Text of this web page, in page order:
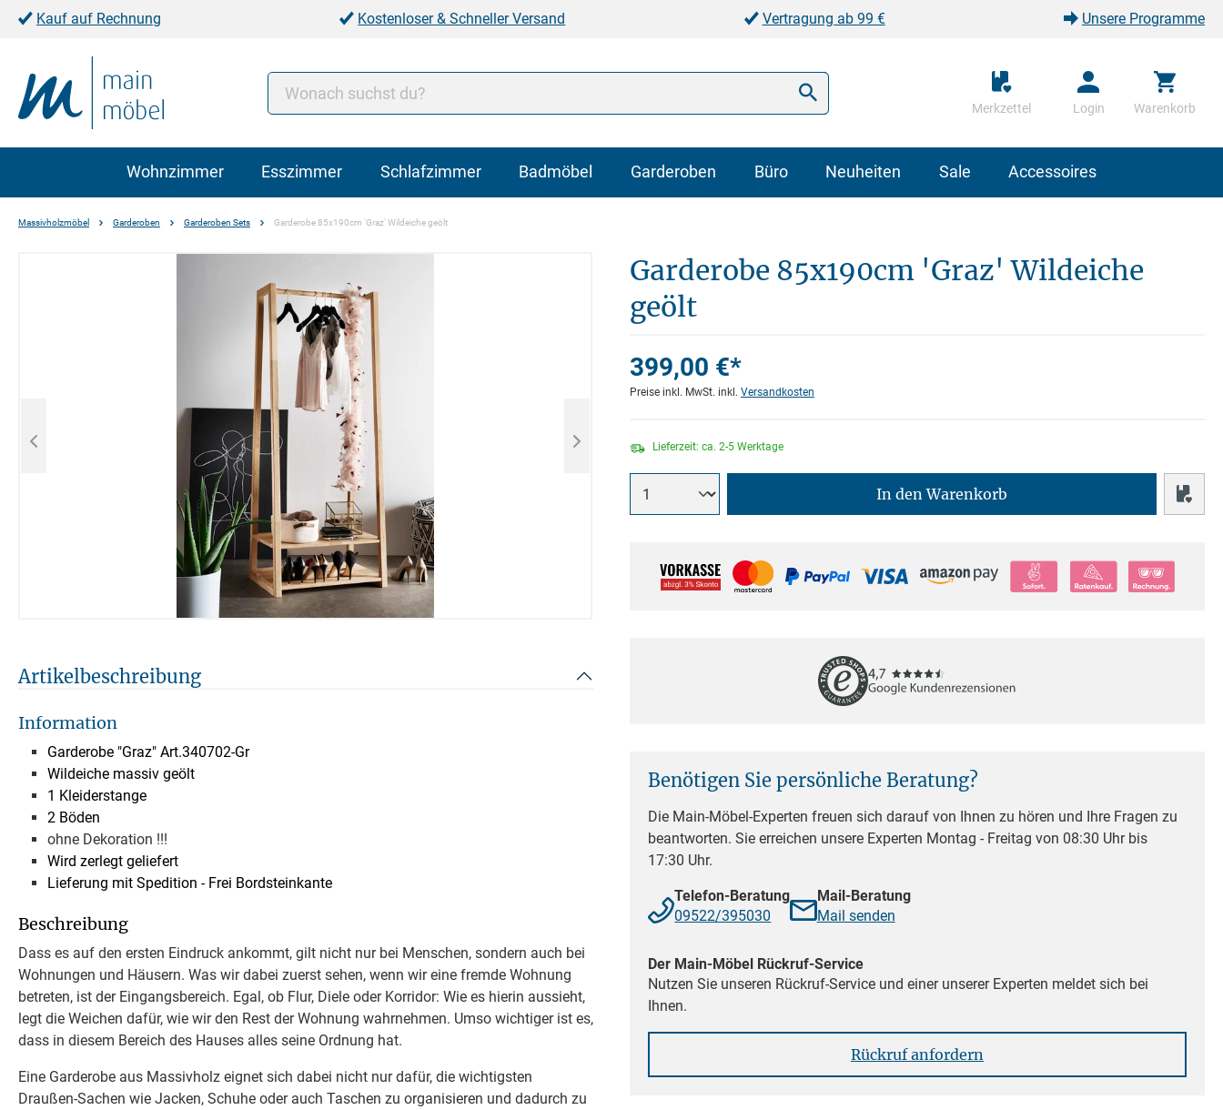
Kauf auf Rechnung Kostenloser & Schneller Versand Vertragung ab 99 € Unsere Programme
Merkzettel Login Warenkorb
Wohnzimmer Esszimmer Schlafzimmer Badmöbel Garderoben Büro Neuheiten Sale Accessoires
Massivholzmöbel Garderoben Garderoben Sets Garderobe 85x190cm 'Graz' Wildeiche geölt
Artikelbeschreibung
Information
Garderobe "Graz" Art.340702-Gr
Wildeiche massiv geölt
1 Kleiderstange
2 Böden
ohne Dekoration !!!
Wird zerlegt geliefert
Lieferung mit Spedition - Frei Bordsteinkante
Beschreibung
Dass es auf den ersten Eindruck ankommt, gilt nicht nur bei Menschen, sondern auch bei
Wohnungen und Häusern. Was wir dabei zuerst sehen, wenn wir eine fremde Wohnung
betreten, ist der Eingangsbereich. Egal, ob Flur, Diele oder Korridor: Wie es hierin aussieht,
legt die Weichen dafür, wie wir den Rest der Wohnung wahrnehmen. Umso wichtiger ist es,
dass in diesem Bereich des Hauses alles seine Ordnung hat.
Eine Garderobe aus Massivholz eignet sich dabei nicht nur dafür, die wichtigsten
Draußen-Sachen wie Jacken, Schuhe oder auch Taschen zu organisieren und dadurch zu
Garderobe 85x190cm 'Graz' Wildeiche
geölt
399,00 €*
Preise inkl. MwSt. inkl. Versandkosten
Lieferzeit: ca. 2-5 Werktage
In den Warenkorb
Benötigen Sie persönliche Beratung?
Die Main-Möbel-Experten freuen sich darauf von Ihnen zu hören und Ihre Fragen zu
beantworten. Sie erreichen unsere Experten Montag - Freitag von 08:30 Uhr bis
17:30 Uhr.
Telefon-Beratung
09522/395030
Mail-Beratung
Mail senden
Der Main-Möbel Rückruf-Service
Nutzen Sie unseren Rückruf-Service und einer unserer Experten meldet sich bei
Ihnen.
Rückruf anfordern